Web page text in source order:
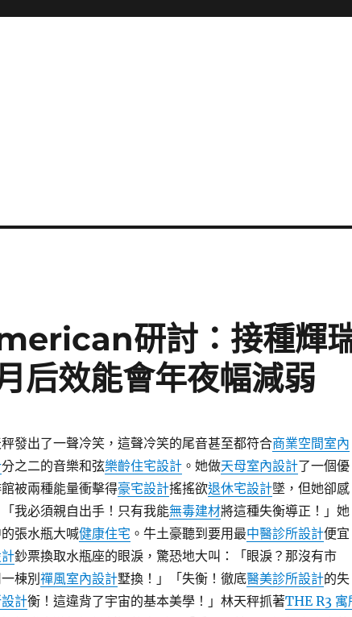
研討：接種輝
后效能會年夜幅減弱
秤發出了一聲冷笑，這聲冷笑的尾音甚至都符合商業空間室內
分之二的音樂和弦樂齡住宅設計。她做天母室內設計了一個優
被兩種能量衝擊得豪宅設計搖搖欲退休宅設計墜，但她卻感
我必須親自出手！只有我能無毒建材將這種失衡導正！」她
張水瓶大喊健康住宅 。牛土豪聽到要用最中醫診所設計便宜
鈔票換取水瓶座的眼淚，驚恐地大叫：「眼淚？那沒有市
棟別 禪風室內設計墅換！」「失衡！徹底醫美診所設計的失
計衡！這違背了宇宙的基本美學！」林天秤抓著THE R3 寓